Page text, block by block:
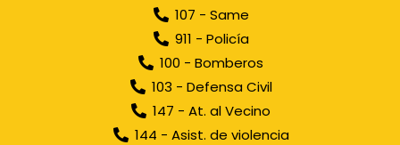
107 - Same
911 - Policía
100 - Bomberos
103 - Defensa Civil
147 - At. al Vecino
144 - Asist. de violencia